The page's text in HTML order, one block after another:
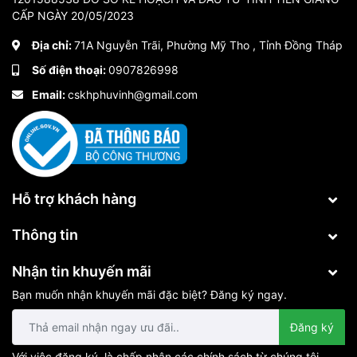
CẤP NGÀY 20/05/2023
Địa chỉ:71A Nguyễn Trãi, Phường Mỹ Tho , Tỉnh Đồng Tháp
Số điện thoại:0907826998
Email:cskhphuvinh@gmail.com
Hỗ trợ khách hàng
Thông tin
Nhận tin khuyến mãi
Bạn muốn nhận khuyến mãi đặc biệt? Đăng ký ngay.
Đăng ký